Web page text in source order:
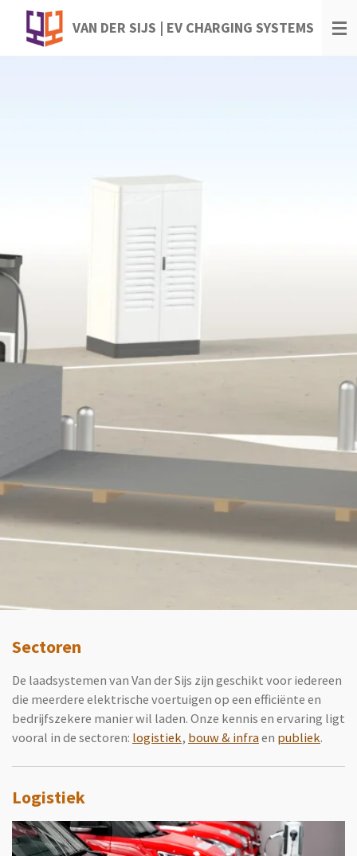
direct
VAN DER SIJS | EV CHARGING SYSTEMS
Sectoren
De laadsystemen van Van der Sijs zijn geschikt voor iedereen
die meerdere elektrische voertuigen op een efficiënte en
bedrijfszekere manier wil laden. Onze kennis en ervaring ligt
vooral in de sectoren: logistiek, bouw & infra en publiek.
Logistiek